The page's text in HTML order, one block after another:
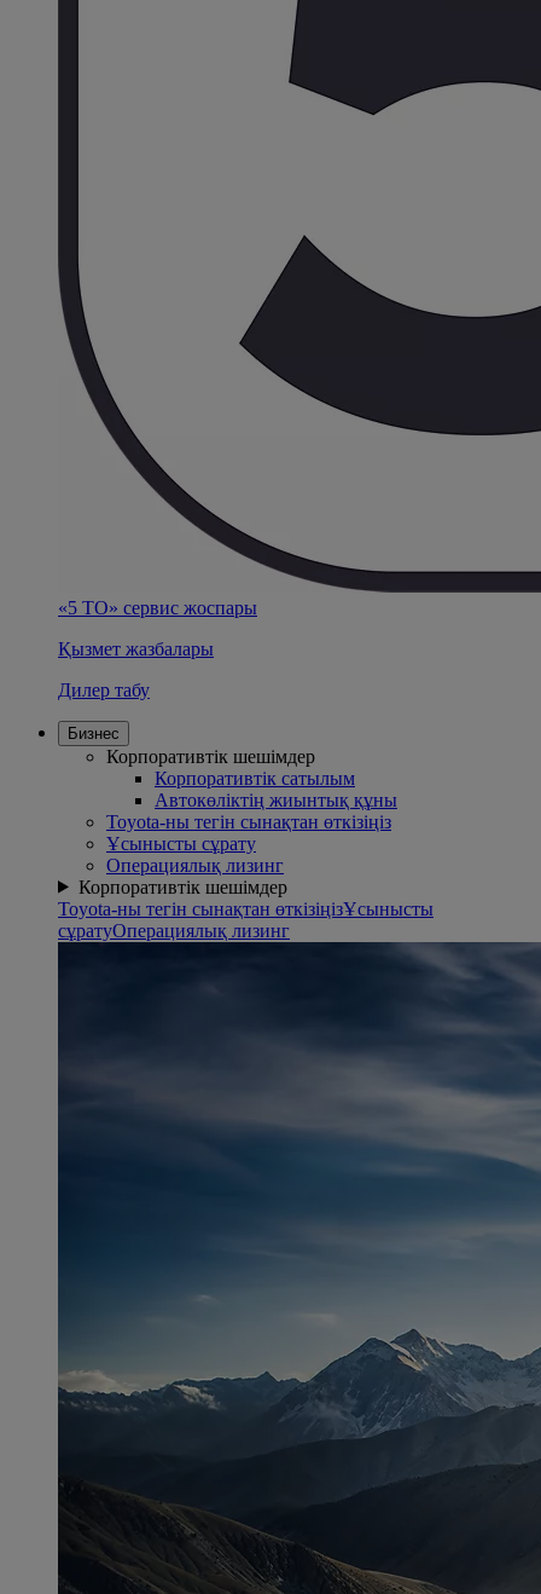
«5 ТО» сервис жоспары
Қызмет жазбалары
Дилер табу
Бизнес
Корпоративтік шешімдер
Корпоративтік сатылым
Автокөліктің жиынтық құны
Toyota-ны тегін сынақтан өткізіңіз
Ұсынысты сұрату
Операциялық лизинг
Корпоративтік шешімдер
Toyota-ны тегін сынақтан өткізіңізҰсынысты
сұратуОперациялық лизинг